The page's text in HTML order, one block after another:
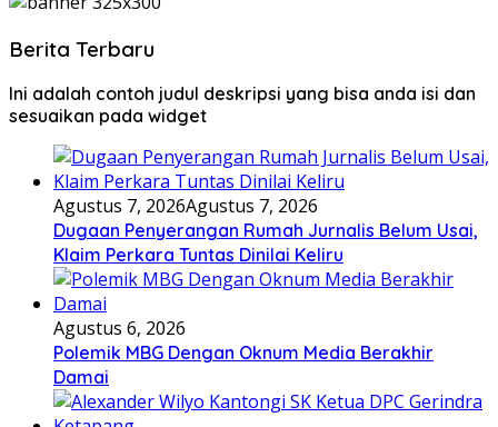
Berita Terbaru
Ini adalah contoh judul deskripsi yang bisa anda isi dan
sesuaikan pada widget
Agustus 7, 2026Agustus 7, 2026
Dugaan Penyerangan Rumah Jurnalis Belum Usai,
Klaim Perkara Tuntas Dinilai Keliru
Agustus 6, 2026
Polemik MBG Dengan Oknum Media Berakhir
Damai